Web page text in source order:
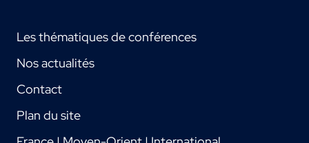
Les thématiques de conférences
Nos actualités
Contact
Plan du site